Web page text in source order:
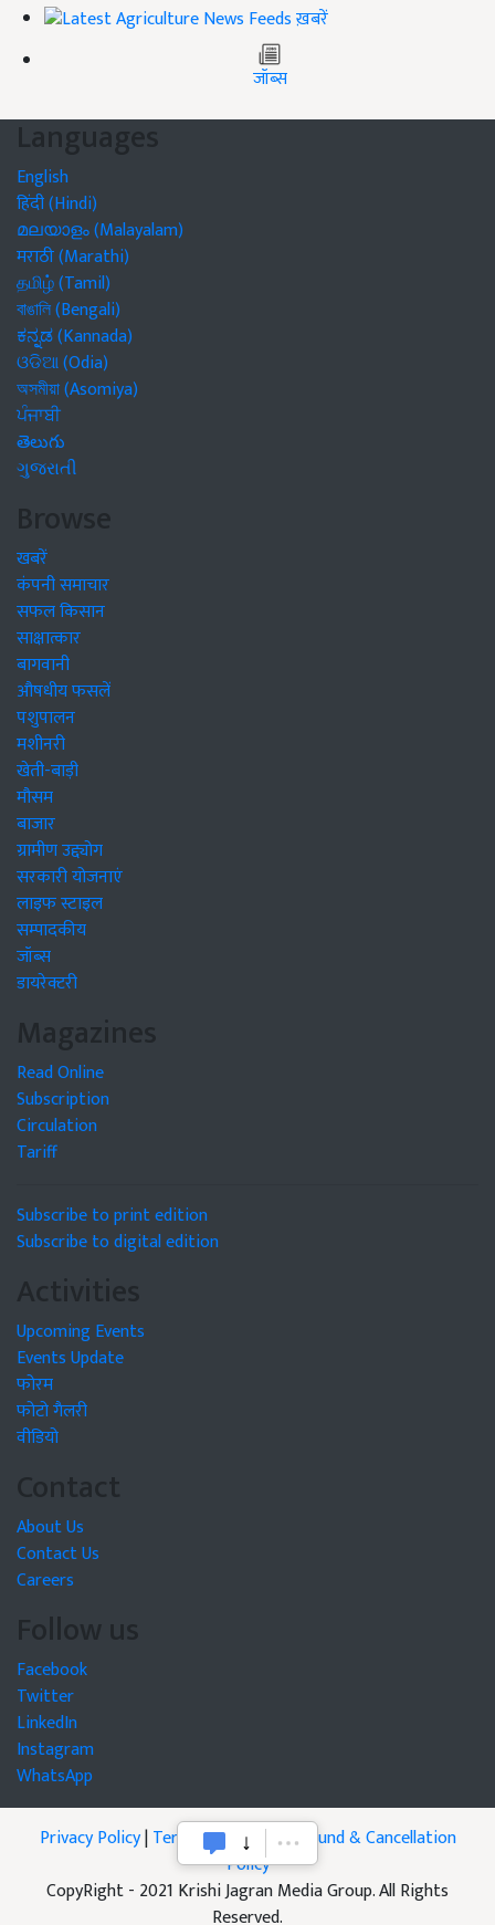
ख़बरें
जॉब्स
Languages
English
हिंदी (Hindi)
മലയാളം (Malayalam)
मराठी (Marathi)
தமிழ் (Tamil)
বাঙালি (Bengali)
ಕನ್ನಡ (Kannada)
ଓଡିଆ (Odia)
অসমীয়া (Asomiya)
ਪੰਜਾਬੀ
తెలుగు
ગુજરાતી
Browse
खबरें
कंपनी समाचार
सफल किसान
साक्षात्कार
बागवानी
औषधीय फसलें
पशुपालन
मशीनरी
खेती-बाड़ी
मौसम
बाजार
ग्रामीण उद्द्योग
सरकारी योजनाएं
लाइफ स्टाइल
सम्पादकीय
जॉब्स
डायरेक्टरी
Magazines
Read Online
Subscription
Circulation
Tariff
Subscribe to print edition
Subscribe to digital edition
Activities
Upcoming Events
Events Update
फोरम
फोटो गैलरी
वीडियो
Contact
About Us
Contact Us
Careers
Follow us
Facebook
Twitter
LinkedIn
Instagram
WhatsApp
Privacy Policy|Terms of Service|Refund & Cancellation
Policy
CopyRight - 2021 Krishi Jagran Media Group. All Rights
Reserved.